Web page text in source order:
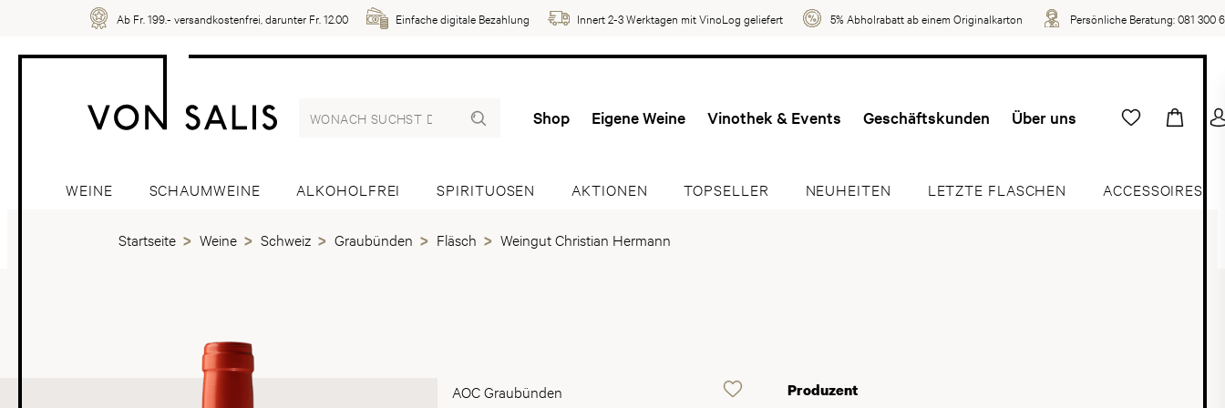
Ab Fr. 199.- versandkostenfrei, darunter Fr. 12.00 Einfache digitale Bezahlung Innert 2-3 Werktagen mit VinoLog geliefert 5% Abholrabatt ab einem Originalkarton Persönliche Beratung:081 300
Shop Eigene Weine Vinothek & Events Geschäftskunden Über uns
WEINE SCHAUMWEINE ALKOHOLFREI SPIRITUOSEN AKTIONEN TOPSELLER NEUHEITEN LETZTE FLASCHEN ACCESSOIRES
Startseite Weine Schweiz Graubünden Fläsch Weingut Christian Hermann
AOC Graubünden Produzent